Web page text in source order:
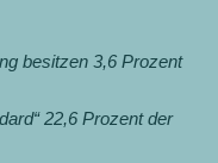
besitzen 3,6 Prozent
22,6 Prozent der